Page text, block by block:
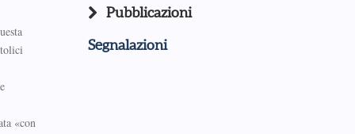
«con
Pubblicazioni
Segnalazioni